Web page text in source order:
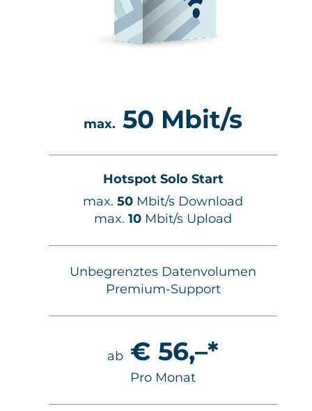
max. 50 Mbit/s
Hotspot Solo Start
max. 50 Mbit/s Download
max. 10 Mbit/s Upload
Unbegrenztes Datenvolumen
Premium-Support
ab € 56,–*
Pro Monat